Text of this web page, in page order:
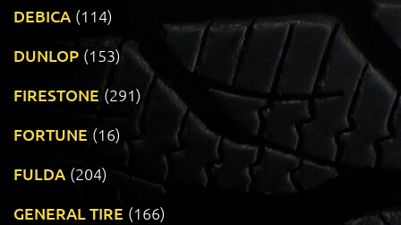
DEBICA (114)
DUNLOP (153)
FIRESTONE (291)
FORTUNE (16)
FULDA (204)
GENERAL TIRE (166)